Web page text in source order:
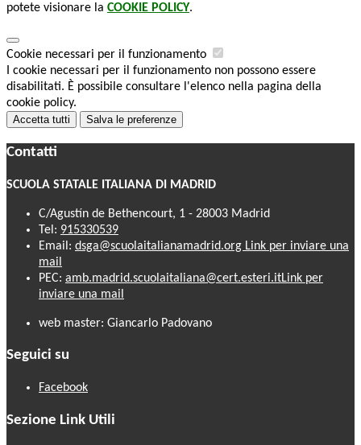
potete visionare la COOKIE POLICY.
Cookie necessari per il funzionamento
I cookie necessari per il funzionamento non possono essere
disabilitati. È possibile consultare l'elenco nella pagina della
cookie policy.
Accetta tutti Salva le preferenze
Contatti
SCUOLA STATALE ITALIANA DI MADRID
C/Agustín de Bethencourt, 1 - 28003 Madrid
Tel: 915330539
Email: dsga@scuolaitalianamadrid.org Link per inviare una
mail
PEC: amb.madrid.scuolaitaliana@cert.esteri.itLink per
inviare una mail
web master: Giancarlo Padovano
Seguici su
Facebook
Sezione Link Utili